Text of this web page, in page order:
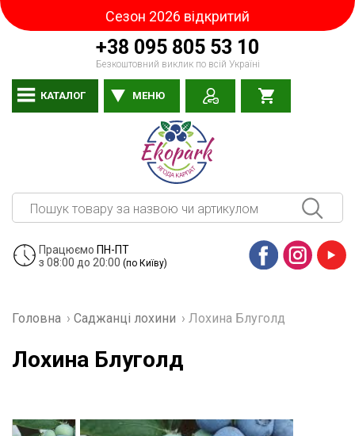
+38 095 805 53 10
Безкоштовний виклик по всій Україні
Сезон 2026 відкритий
Працюємо ПН-ПТ
з 08:00 до 20:00 (по Київу)
КАТАЛОГ МЕНЮ
Головна › Саджанці лохини › Лохина Блуголд
Лохина Блуголд